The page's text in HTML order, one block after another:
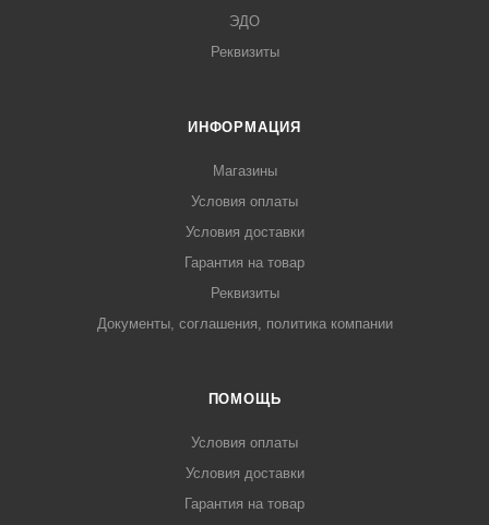
ЭДО
Реквизиты
ИНФОРМАЦИЯ
Магазины
Условия оплаты
Условия доставки
Гарантия на товар
Реквизиты
Документы, соглашения, политика компании
ПОМОЩЬ
Условия оплаты
Условия доставки
Гарантия на товар